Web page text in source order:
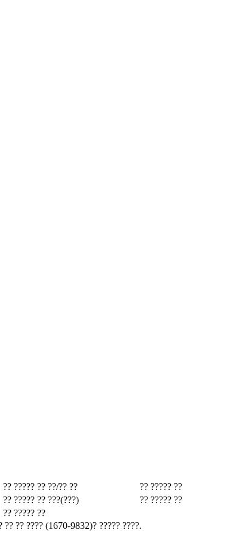
?? ????? ?? ??/?? ??
?? ????? ??
?? ????? ?? ???(???)
?? ????? ??
?? ????? ??
?? ?? ???? (1670-9832)? ????? ????.